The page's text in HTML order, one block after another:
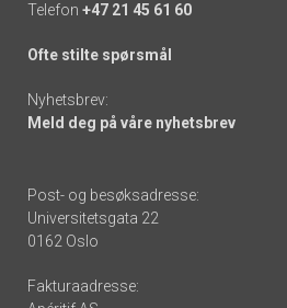
Telefon +47 21 45 61 60
Ofte stilte spørsmål
Nyhetsbrev:
Meld deg på våre nyhetsbrev
Post- og besøksadresse:
Universitetsgata 22
0162 Oslo
Fakturaadresse: